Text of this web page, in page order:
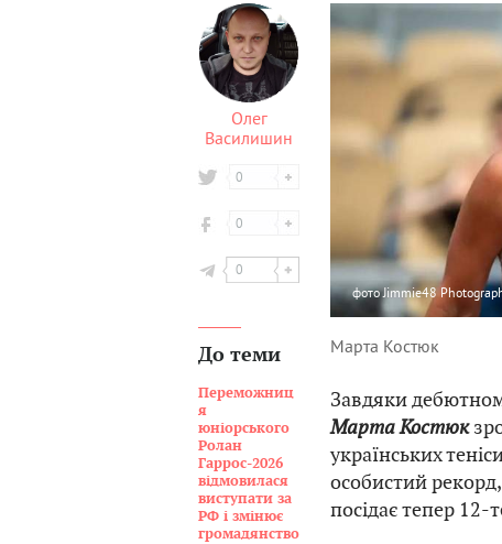
Олег
Василишин
0
0
0
До теми
Переможниц
я
юніорського
Ролан
Гаррос-2026
відмовилася
виступати за
РФ і змінює
громадянство
фотоJimmie48
Марта Костюк
Завдяки
Марта Костюк
українських
особистий
посідає тепер 12-